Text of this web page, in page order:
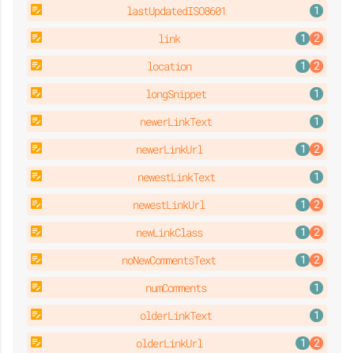
lastUpdatedISO8601
link
location
longSnippet
newerLinkText
newerLinkUrl
newestLinkText
newestLinkUrl
newLinkClass
noNewCommentsText
numComments
olderLinkText
olderLinkUrl